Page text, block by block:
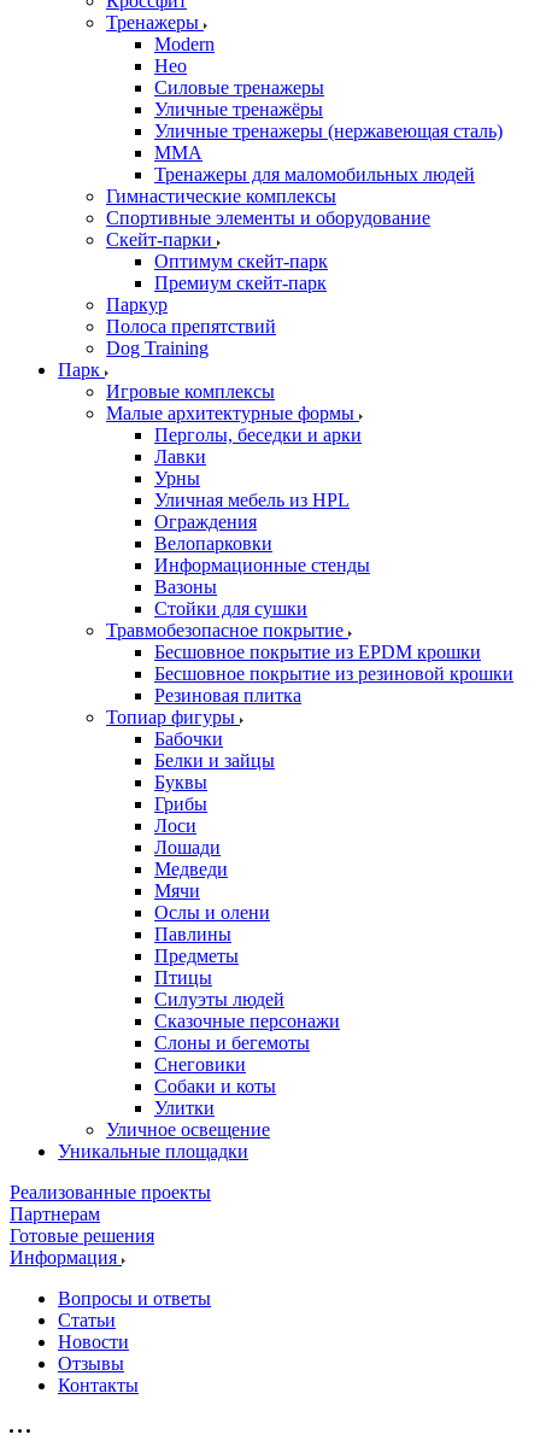
Тренажеры
Modern
Нео
Силовые тренажеры
Уличные тренажёры
Уличные тренажеры (нержавеющая сталь)
ММА
Тренажеры для маломобильных людей
Гимнастические комплексы
Спортивные элементы и оборудование
Скейт-парки
Оптимум скейт-парк
Премиум скейт-парк
Паркур
Полоса препятствий
Dog Training
Парк
Игровые комплексы
Малые архитектурные формы
Перголы, беседки и арки
Лавки
Урны
Уличная мебель из HPL
Ограждения
Велопарковки
Информационные стенды
Вазоны
Стойки для сушки
Травмобезопасное покрытие
Бесшовное покрытие из EPDM крошки
Бесшовное покрытие из резиновой крошки
Резиновая плитка
Топиар фигуры
Бабочки
Белки и зайцы
Буквы
Грибы
Лоси
Лошади
Медведи
Мячи
Ослы и олени
Павлины
Предметы
Птицы
Силуэты людей
Сказочные персонажи
Слоны и бегемоты
Снеговики
Собаки и коты
Улитки
Уличное освещение
Уникальные площадки
Реализованные проекты
Партнерам
Готовые решения
Информация
Вопросы и ответы
Статьи
Новости
Отзывы
Контакты